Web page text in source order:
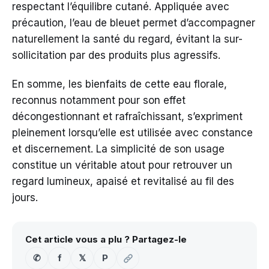
respectant l’équilibre cutané. Appliquée avec
précaution, l’eau de bleuet permet d’accompagner
naturellement la santé du regard, évitant la sur-
sollicitation par des produits plus agressifs.
En somme, les bienfaits de cette eau florale,
reconnus notamment pour son effet
décongestionnant et rafraîchissant, s’expriment
pleinement lorsqu’elle est utilisée avec constance
et discernement. La simplicité de son usage
constitue un véritable atout pour retrouver un
regard lumineux, apaisé et revitalisé au fil des
jours.
Cet article vous a plu ? Partagez-le
✆
f 𝕏 P